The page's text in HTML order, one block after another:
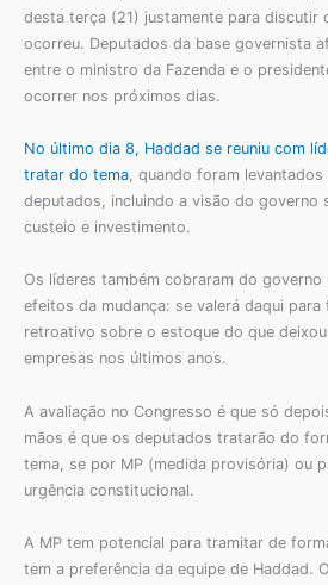
desta terça (21) justamente para discutir
ocorreu. Deputados da base governista
entre o ministro da Fazenda e o
ocorrer nos próximos dias.
No último dia 8, Haddad se reuniu com
tratar do tema, quando foram
deputados, incluindo a visão do governo
custeio e investimento.
Os líderes também cobraram do
efeitos da mudança: se valerá daqui
retroativo sobre o estoque do que
empresas nos últimos anos.
A avaliação no Congresso é que só
mãos é que os deputados tratarão do
tema, se por MP (medida provisória) ou
urgência constitucional.
A MP tem potencial para tramitar de
tem a preferência da equipe de Haddad.